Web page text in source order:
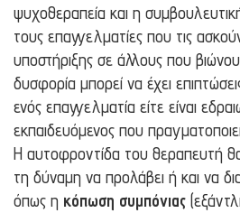
ψυχοθεραπεία και η
τους επαγγελματίες που τις
υποστήριξης σε άλλους που
δυσφορία μπορεί να έχει
ενός επαγγελματία είτε είναι
εκπαιδευόμενος που
Η αυτοφροντίδα του θεραπευτή θα
τη δύναμη να προλάβει ή και να
όπως η κόπωση συμπόνιας